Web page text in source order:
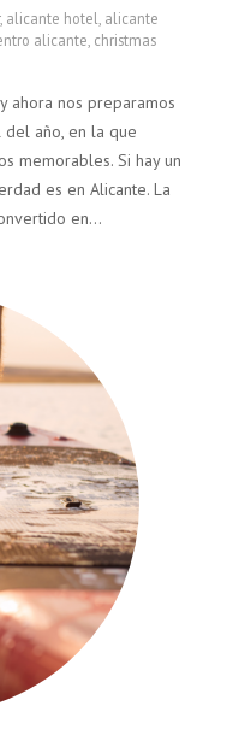
, alicante hotel alicante
alicante christmas
ahora nos preparamos
del año, en la que
memorables. Si hay un
es en Alicante. La
en…